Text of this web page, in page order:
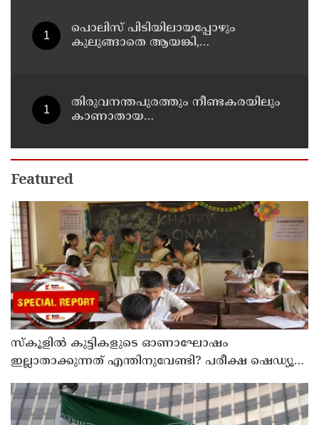
പൊലിസ് പിടിയിലായപ്പോഴും
കുലുങ്ങാതെ ആയങ്കി,
തിരുവനന്തപുരത്തും നീണ്ടകരയിലും
കാണാതായ
തിരച്ചില്‍ പത്താം ദിവസത്തിലേക്ക്
Featured
സ്‌കൂളില്‍ കുട്ടികളുടെ ഓണാഘോഷം
ഇല്ലാതാക്കുന്നത് എന്തിനുവേണ്ടി? പരീക്ഷ ഷെഡ്യൂള്‍